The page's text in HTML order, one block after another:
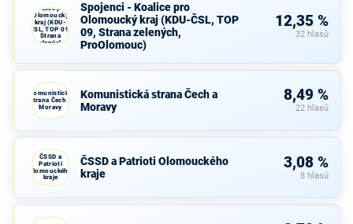
Koalice pro
Olomoucký
kraj (KDU-
ČSL, TOP 09,
Strana
zelených,
Spojenci - Koalice pro
Olomoucký kraj (KDU-ČSL, TOP
09, Strana zelených,
ProOlomouc)
12,35 %
32 hlasů
Komunistická
strana Čech a
Moravy
Komunistická strana Čech a
Moravy
8,49 %
22 hlasů
ČSSD a
Patrioti
Olomouckého
kraje
ČSSD a Patrioti Olomouckého
kraje
3,08 %
8 hlasů